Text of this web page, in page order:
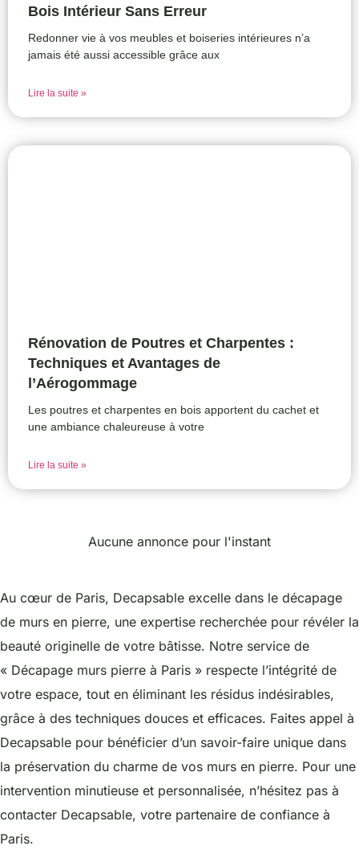
Bois Intérieur Sans Erreur
Redonner vie à vos meubles et boiseries intérieures n’a
jamais été aussi accessible grâce aux
Lire la suite »
Rénovation de Poutres et Charpentes :
Techniques et Avantages de
l’Aérogommage
Les poutres et charpentes en bois apportent du cachet et
une ambiance chaleureuse à votre
Lire la suite »
Aucune annonce pour l'instant
Au cœur de Paris, Decapsable excelle dans le décapage
de murs en pierre, une expertise recherchée pour révéler la
beauté originelle de votre bâtisse. Notre service de
« Décapage murs pierre à Paris » respecte l’intégrité de
votre espace, tout en éliminant les résidus indésirables,
grâce à des techniques douces et efficaces. Faites appel à
Decapsable pour bénéficier d’un savoir-faire unique dans
la préservation du charme de vos murs en pierre. Pour une
intervention minutieuse et personnalisée, n’hésitez pas à
contacter Decapsable, votre partenaire de confiance à
Paris.